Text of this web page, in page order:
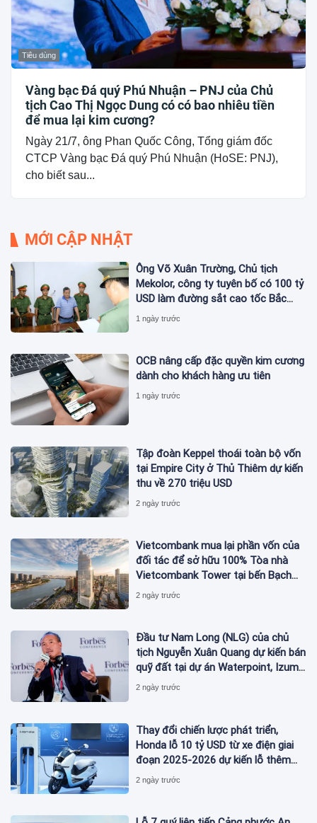
Tiêu dùng
Vàng bạc Đá quý Phú Nhuận – PNJ của Chủ
tịch Cao Thị Ngọc Dung có có bao nhiêu tiền
để mua lại kim cương?
Ngày 21/7, ông Phan Quốc Công, Tổng giám đốc
CTCP Vàng bạc Đá quý Phú Nhuận (HoSE: PNJ),
cho biết sau...
MỚI CẬP NHẬT
Ông Võ Xuân Trường, Chủ tịch
Mekolor, công ty tuyên bố có 100 tỷ
USD làm đường sắt cao tốc Bắc
Nam bị bắt
1 ngày trước
OCB nâng cấp đặc quyền kim cương
dành cho khách hàng ưu tiên
1 ngày trước
Tập đoàn Keppel thoái toàn bộ vốn
tại Empire City ở Thủ Thiêm dự kiến
thu về 270 triệu USD
2 ngày trước
Vietcombank mua lại phần vốn của
đối tác để sở hữu 100% Tòa nhà
Vietcombank Tower tại bến Bạch
Đằng
2 ngày trước
Đầu tư Nam Long (NLG) của chủ
tịch Nguyễn Xuân Quang dự kiến bán
quỹ đất tại dự án Waterpoint, Izumi
City
2 ngày trước
Thay đổi chiến lược phát triển,
Honda lỗ 10 tỷ USD từ xe điện giai
đoạn 2025-2026 dự kiến lỗ thêm
3,3 tỷ USD giai đoạn 2026-2027
2 ngày trước